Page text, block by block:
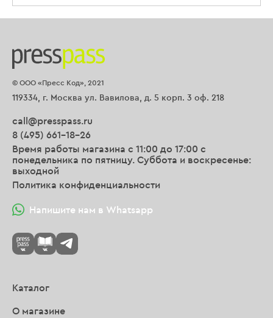
© ООО «Пресс Код», 2021
119334, г. Москва ул. Вавилова, д. 5 корп. 3 оф. 218
call@presspass.ru
8 (495) 661-18-26
Время работы магазина с 11:00 до 17:00 с
понедельника по пятницу. Суббота и воскресенье:
выходной
Политика конфиденциальности
Напишите нам в Whatsapp
Каталог
О магазине